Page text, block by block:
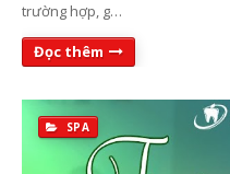
trường hợp, g…
Đọc thêm
SPA